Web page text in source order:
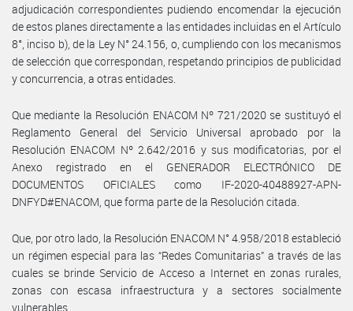
adjudicación correspondientes pudiendo encomendar la ejecución
de estos planes directamente a las entidades incluidas en el Artículo
8°, inciso b), de la Ley N° 24.156, o, cumpliendo con los mecanismos
de selección que correspondan, respetando principios de publicidad
y concurrencia, a otras entidades.
Que mediante la Resolución ENACOM Nº 721/2020 se sustituyó el
Reglamento General del Servicio Universal aprobado por la
Resolución ENACOM Nº 2.642/2016 y sus modificatorias, por el
Anexo registrado en el GENERADOR ELECTRÓNICO DE
DOCUMENTOS OFICIALES como IF-2020-40488927-APN-
DNFYD#ENACOM, que forma parte de la Resolución citada.
Que, por otro lado, la Resolución ENACOM N° 4.958/2018 estableció
un régimen especial para las “Redes Comunitarias” a través de las
cuales se brinde Servicio de Acceso a Internet en zonas rurales,
zonas con escasa infraestructura y a sectores socialmente
vulnerables.